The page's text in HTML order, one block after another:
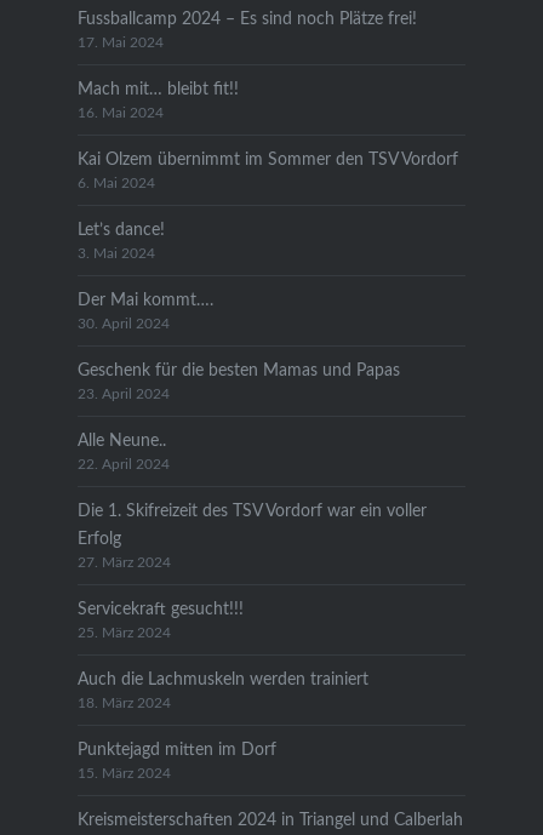
Fussballcamp 2024 – Es sind noch Plätze frei!
17. Mai 2024
Mach mit… bleibt fit!!
16. Mai 2024
Kai Olzem übernimmt im Sommer den TSV Vordorf
6. Mai 2024
Let’s dance!
3. Mai 2024
Der Mai kommt….
30. April 2024
Geschenk für die besten Mamas und Papas
23. April 2024
Alle Neune..
22. April 2024
Die 1. Skifreizeit des TSV Vordorf war ein voller
Erfolg
27. März 2024
Servicekraft gesucht!!!
25. März 2024
Auch die Lachmuskeln werden trainiert
18. März 2024
Punktejagd mitten im Dorf
15. März 2024
Kreismeisterschaften 2024 in Triangel und Calberlah